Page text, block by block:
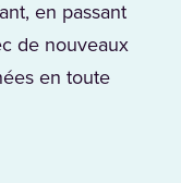
en passant
de nouveaux
en toute